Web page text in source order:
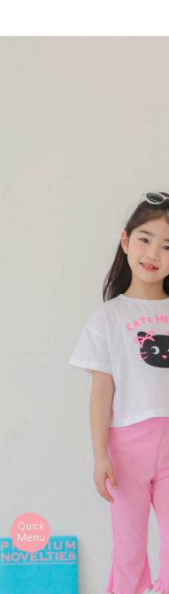
Quick
Menu